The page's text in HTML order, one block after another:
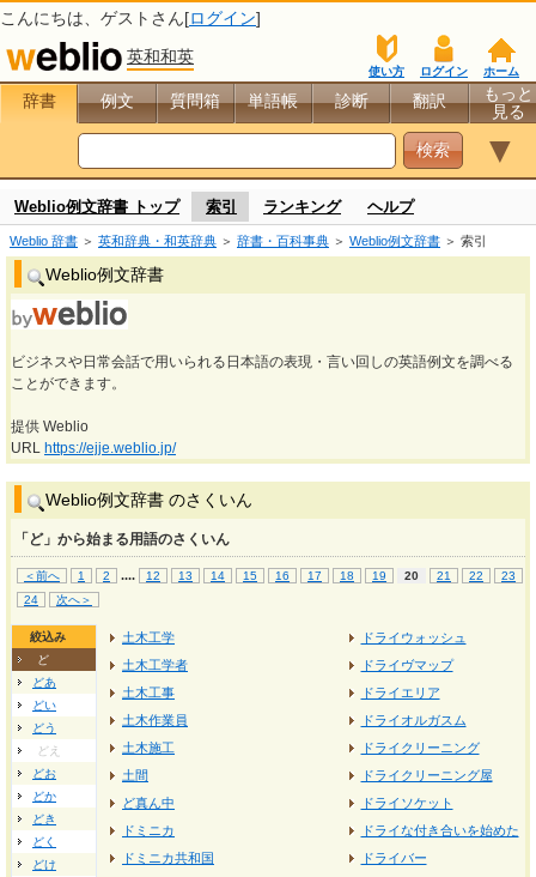
こんにちは、 ゲスト さん[ログイン]
英和和英
ホーム
ログイン
使い方
辞書 例文 質問箱 単語帳 診断 翻訳
もっと
見る
▼
Weblio例文辞書 トップ 索引 ランキング ヘルプ
Weblio 辞書 ＞ 英和辞典・和英辞典 ＞ 辞書・百科事典 ＞ Weblio例文辞書 ＞ 索引
Weblio例文辞書
ビジネスや日常会話で用いられる日本語の表現・言い回しの英語例文を調べる
ことができます。
提供 Weblio
URL https://ejje.weblio.jp/
Weblio例文辞書 のさくいん
「ど」から始まる用語のさくいん
＜前へ 1 2 .... 12 13 14 15 16 17 18 19 20 21 22
23
24
次へ＞
絞込み
ど
どあ
どい
どう
どえ
どお
どか
どき
どく
どけ
土木工学
土木工学者
土木工事
土木作業員
土木施工
土間
ど真ん中
ドミニカ
ドミニカ共和国
ドライウォッシュ
ドライヴマップ
ドライエリア
ドライオルガスム
ドライクリーニング
ドライクリーニング屋
ドライソケット
ドライな付き合いを始めた
ドライバー